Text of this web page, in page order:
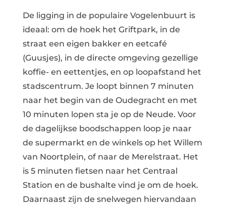
De ligging in de populaire Vogelenbuurt is
ideaal: om de hoek het Griftpark, in de
straat een eigen bakker en eetcafé
(Guusjes), in de directe omgeving gezellige
koffie- en eettentjes, en op loopafstand het
stadscentrum. Je loopt binnen 7 minuten
naar het begin van de Oudegracht en met
10 minuten lopen sta je op de Neude. Voor
de dagelijkse boodschappen loop je naar
de supermarkt en de winkels op het Willem
van Noortplein, of naar de Merelstraat. Het
is 5 minuten fietsen naar het Centraal
Station en de bushalte vind je om de hoek.
Daarnaast zijn de snelwegen hiervandaan